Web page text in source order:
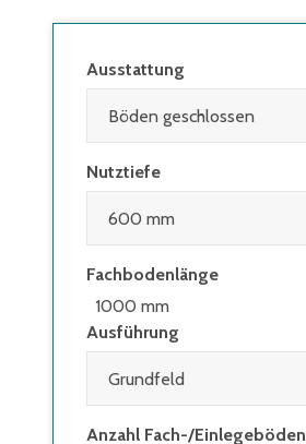
Ausstattung
Nutztiefe
Fachbodenlänge
1000 mm
Ausführung
Anzahl Fach-/Einlegeböden